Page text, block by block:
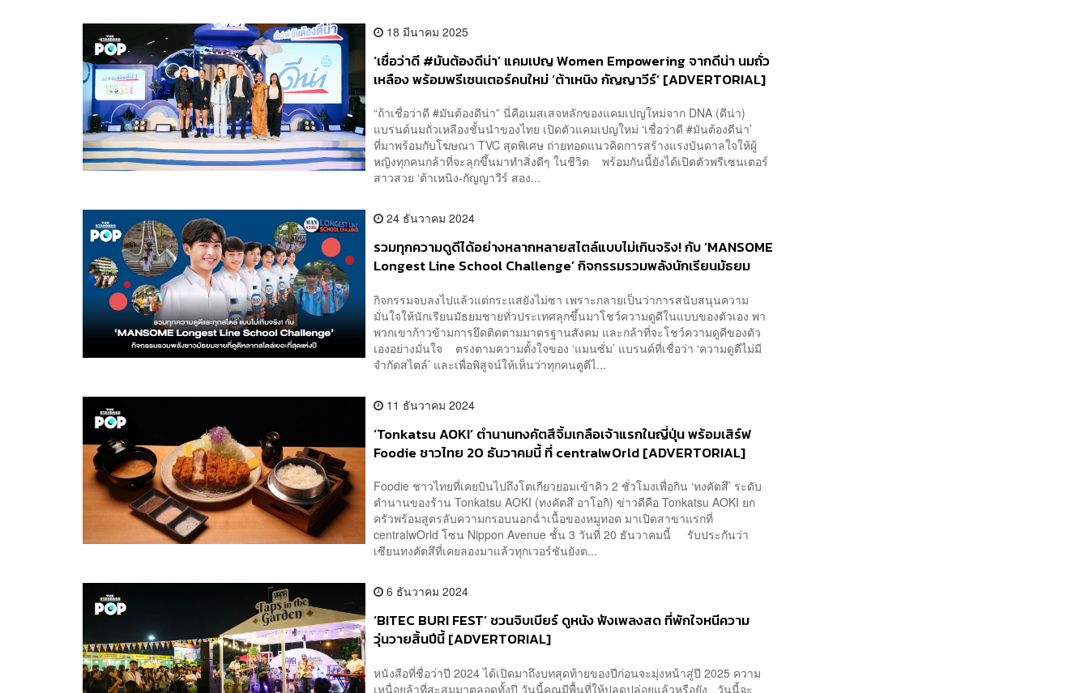
18 มีนาคม 2025
‘เชื่อว่าดี #มันต้องดีน่า’ แคมเปญ Women Empowering จาก​ดีน่า นมถั่ว
เหลือง พร้อมพรีเซนเตอร์คนใหม่ ‘ต้าเหนิง กัญญาวีร์’ [ADVERTORIAL]
“ถ้าเชื่อว่าดี #มันต้องดีน่า” นี่คือเมสเสจหลักของแคมเปญใหม่จาก DNA (ดีน่า)
แบรนด์นมถั่วเหลืองชั้นนำของไทย เปิดตัวแคมเปญใหม่ ‘เชื่อว่าดี #มันต้องดีน่า’
ที่มาพร้อมกับโฆษณา TVC สุดพิเศษ ถ่ายทอดแนวคิดการสร้างแรงบันดาลใจให้ผู้
หญิงทุกคนกล้าที่จะลุกขึ้นมาทำสิ่งดีๆ ในชีวิต พร้อมกันนี้ยังได้เปิดตัวพรีเซนเตอร์
สาวสวย ‘ต้าเหนิง-กัญญาวีร์ สอง...
24 ธันวาคม 2024
รวมทุกความดูดีได้อย่างหลากหลายสไตล์แบบไม่เกินจริง! กับ ‘MANSOME
Longest Line School Challenge’ กิจกรรมรวมพลังนักเรียนมัธยม
กิจกรรมจบลงไปแล้วแต่กระแสยังไม่ซา เพราะกลายเป็นว่าการสนับสนุนความ
มั่นใจให้นักเรียนมัธยมชายทั่วประเทศลุกขึ้นมาโชว์ความดูดีในแบบของตัวเอง พา
พวกเขาก้าวข้ามการยึดติดตามมาตรฐานสังคม และกล้าที่จะโชว์ความดูดีของตัว
เองอย่างมั่นใจ ตรงตามความตั้งใจของ ‘แมนซั่ม’ แบรนด์ที่เชื่อว่า ‘ความดูดีไม่มี
จำกัดสไตล์’ และเพื่อพิสูจน์ให้เห็นว่าทุกคนดูดีไ...
11 ธันวาคม 2024
‘Tonkatsu AOKI’ ตำนานทงคัตสึจิ้มเกลือเจ้าแรกในญี่ปุ่น พร้อมเสิร์ฟ
Foodie ชาวไทย 20 ธันวาคมนี้ ที่ centralwOrld [ADVERTORIAL]
Foodie ชาวไทยที่เคยบินไปถึงโตเกียวยอมเข้าคิว 2 ชั่วโมงเพื่อกิน ‘ทงคัตสึ’ ระดับ
ตำนานของร้าน Tonkatsu AOKI (ทงคัตสึ อาโอกิ) ข่าวดีคือ Tonkatsu AOKI ยก
ครัวพร้อมสูตรลับความกรอบนอกฉ่ำเนื้อของหมูทอด มาเปิดสาขาแรกที่
centralwOrld โซน Nippon Avenue ชั้น 3 วันที่ 20 ธันวาคมนี้ รับประกันว่า
เซียนทงคัตสึที่เคยลองมาแล้วทุกเวอร์ชันยังต...
6 ธันวาคม 2024
‘BITEC BURI FEST’ ชวนจิบเบียร์ ดูหนัง ฟังเพลงสด ที่พักใจหนีความ
วุ่นวายสิ้นปีนี้ [ADVERTORIAL]
หนังสือที่ชื่อว่าปี 2024 ได้เปิดมาถึงบทสุดท้ายของปีก่อนจะมุ่งหน้าสู่ปี 2025 ความ
เหนื่อยล้าที่สะสมมาตลอดทั้งปี วันนี้คุณมีพื้นที่ให้ปลดปล่อยแล้วหรือยัง วันนี้จะ